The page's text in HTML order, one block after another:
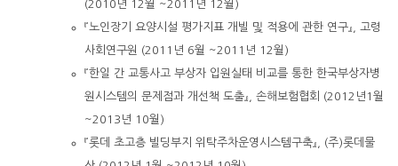
(2010년 12월 ~2011년 12월)
『노인장기 요양시설 평가지표 개빌 및 적용에 관한 연구』, 고령
사회연구원 (2011년 6월 ~2011년 12월)
『한일 간 교통사고 부상자 입원실태 비교를 통한 한국부상자병
원시스템의 문제점과 개선책 도출』, 손해보험협회 (2012년1월
~2013년 10월)
『롯데 초고층 빌딩부지 위탁주차운영시스템구축』, (주)롯데물